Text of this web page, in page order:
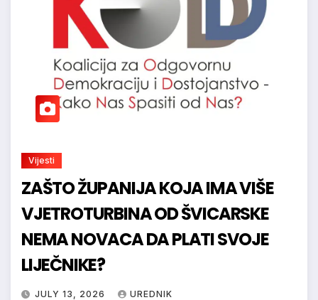
Vijesti
ZAŠTO ŽUPANIJA KOJA IMA VIŠE
VJETROTURBINA OD ŠVICARSKE
NEMA NOVACA DA PLATI SVOJE
LIJEČNIKE?
JULY 13, 2026 UREDNIK